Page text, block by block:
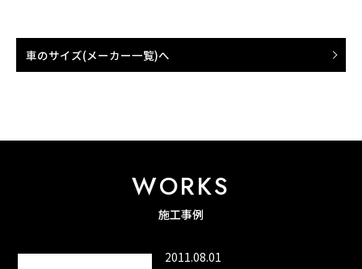
車のサイズ(メーカー一覧)へ
WORKS
施工事例
2011.08.01